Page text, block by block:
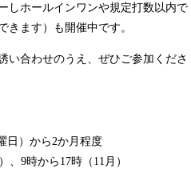
しホールインワンや規定打数以内で
きます）も開催中です。
い合わせのうえ、ぜひご参加くださ
）から2か月程度
から17時（11月）